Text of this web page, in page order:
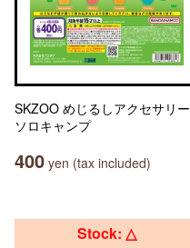
SKZOO めじるしアクセサリー
ソロキャンプ
400 yen (tax included)
Stock: △